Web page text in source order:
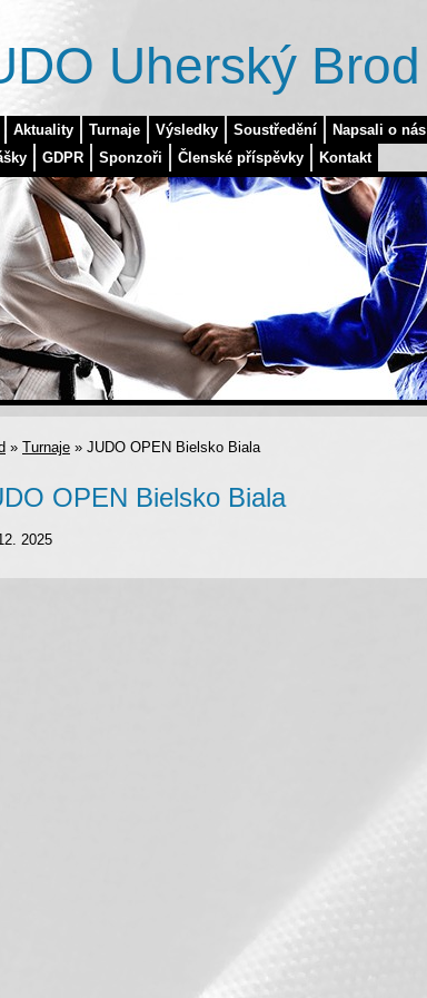
Aktuality Turnaje Výsledky Soustředění Napsali o nás
GDPR Sponzoři Členské příspěvky Kontakt
Uherský Brod
» Turnaje » JUDO OPEN Bielsko Biala
OPEN Bielsko Biala
2025